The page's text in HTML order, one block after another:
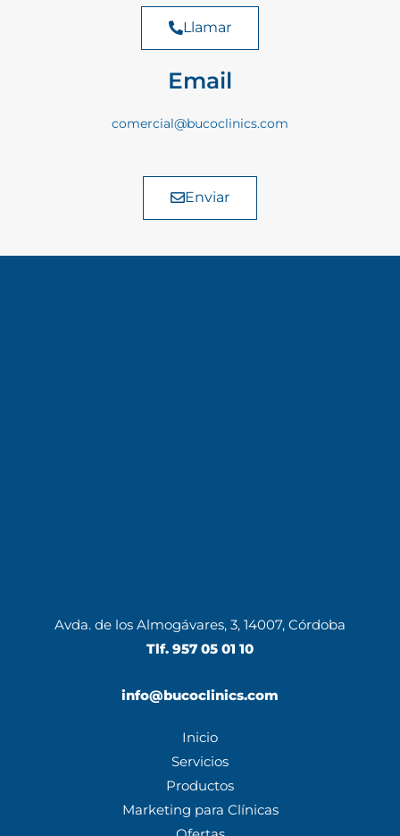
Llamar
Email
comercial@bucoclinics.com
Enviar
Avda. de los Almogávares, 3, 14007, Córdoba
Tlf. 957 05 01 10
info@bucoclinics.com
Inicio
Servicios
Productos
Marketing para Clínicas